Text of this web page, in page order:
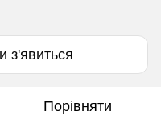
з'явиться
Порівняти